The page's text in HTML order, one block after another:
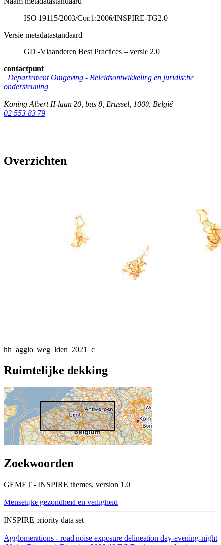
ISO 19115/2003/Cor.1:2006/INSPIRE-TG2.0
Versie metadatastandaard
GDI-Vlaanderen Best Practices – versie 2.0
contactpunt
Departement Omgeving - Beleidsontwikkeling en juridische
ondersteuning
Koning Albert II-laan 20, bus 8 Brussel 1000 België
02 553 83 79
Overzichten
hh_agglo_weg_lden_2021_c
Ruimtelijke dekking
Zoekwoorden
GEMET - INSPIRE themes, version 1.0
Menselijke gezondheid en veiligheid
INSPIRE priority data set
Agglomerations - road noise exposure delineation day-evening-night